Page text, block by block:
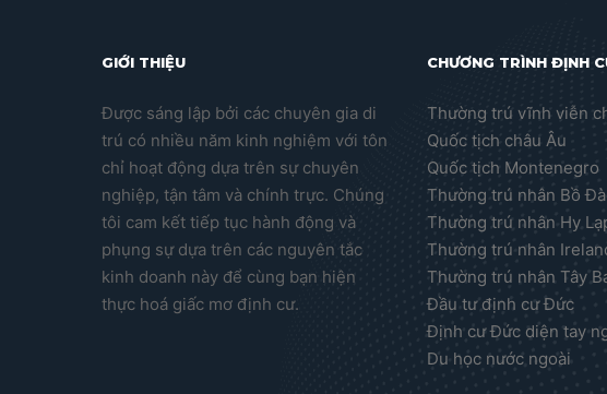
GIỚI THIỆU
Được sáng lập bởi các chuyên gia di
trú có nhiều năm kinh nghiệm với tôn
chỉ hoạt động dựa trên sự chuyên
nghiệp, tận tâm và chính trực. Chúng
tôi cam kết tiếp tục hành động và
phụng sự dựa trên các nguyên tắc
kinh doanh này để cùng bạn hiện
thực hoá giấc mơ định cư.
CHƯƠNG TRÌNH ĐỊNH
Thường trú vĩnh viễn
Quốc tịch châu Âu
Quốc tịch Montenegro
Thường trú nhân Bồ
Thường trú nhân Hy
Thường trú nhân
Thường trú nhân Tây
Đầu tư định cư Đức
Định cư Đức diện tay
Du học nước ngoài